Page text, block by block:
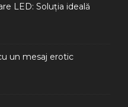
LED: Soluția ideală
un mesaj erotic